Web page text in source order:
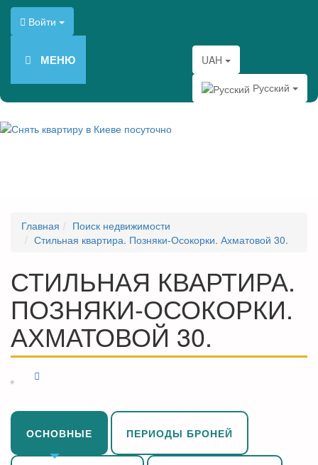
Войти
МЕНЮ
UAH
Русский
Главная
Поиск недвижимости
Стильная квартира. Позняки-Осокорки. Ахматовой 30.
СТИЛЬНАЯ КВАРТИРА.
ПОЗНЯКИ-ОСОКОРКИ.
АХМАТОВОЙ 30.
ОСНОВНЫЕ ПЕРИОДЫ БРОНЕЙ